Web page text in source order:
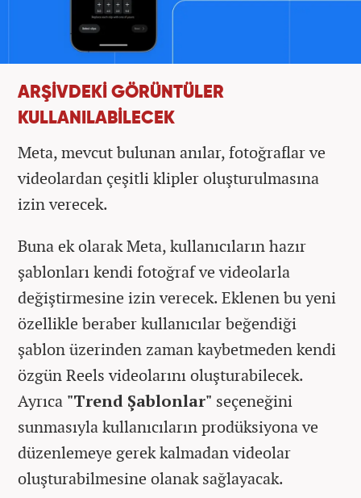
ARŞİVDEKİ GÖRÜNTÜLER
KULLANILABİLECEK
Meta, mevcut bulunan anılar, fotoğraflar ve
videolardan çeşitli klipler oluşturulmasına
izin verecek.
Buna ek olarak Meta, kullanıcıların hazır
şablonları kendi fotoğraf ve videolarla
değiştirmesine izin verecek. Eklenen bu yeni
özellikle beraber kullanıcılar beğendiği
şablon üzerinden zaman kaybetmeden kendi
özgün Reels videolarını oluşturabilecek.
Ayrıca "Trend Şablonlar" seçeneğini
sunmasıyla kullanıcıların prodüksiyona ve
düzenlemeye gerek kalmadan videolar
oluşturabilmesine olanak sağlayacak.